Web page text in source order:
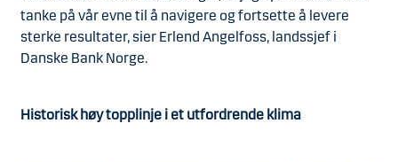
tanke på vår evne til å navigere og fortsette å levere
sterke resultater, sier Erlend Angelfoss, landssjef i
Danske Bank Norge.
Historisk høy topplinje i et utfordrende klima